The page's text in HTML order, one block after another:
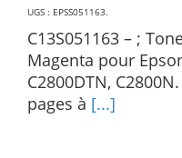
UGS : EPSS051163.
C13S051163 – ;
Magenta pour
C2800DTN,
pages à [...]